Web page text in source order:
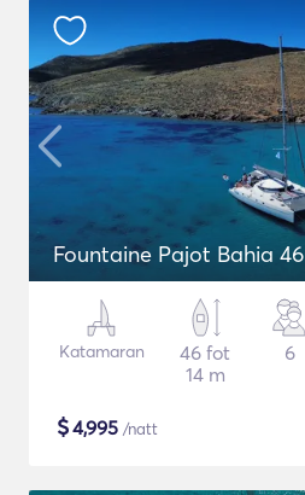
Fountaine Pajot Bahia 46
Katamaran
46 fot
14 m
6
$4,995 /natt